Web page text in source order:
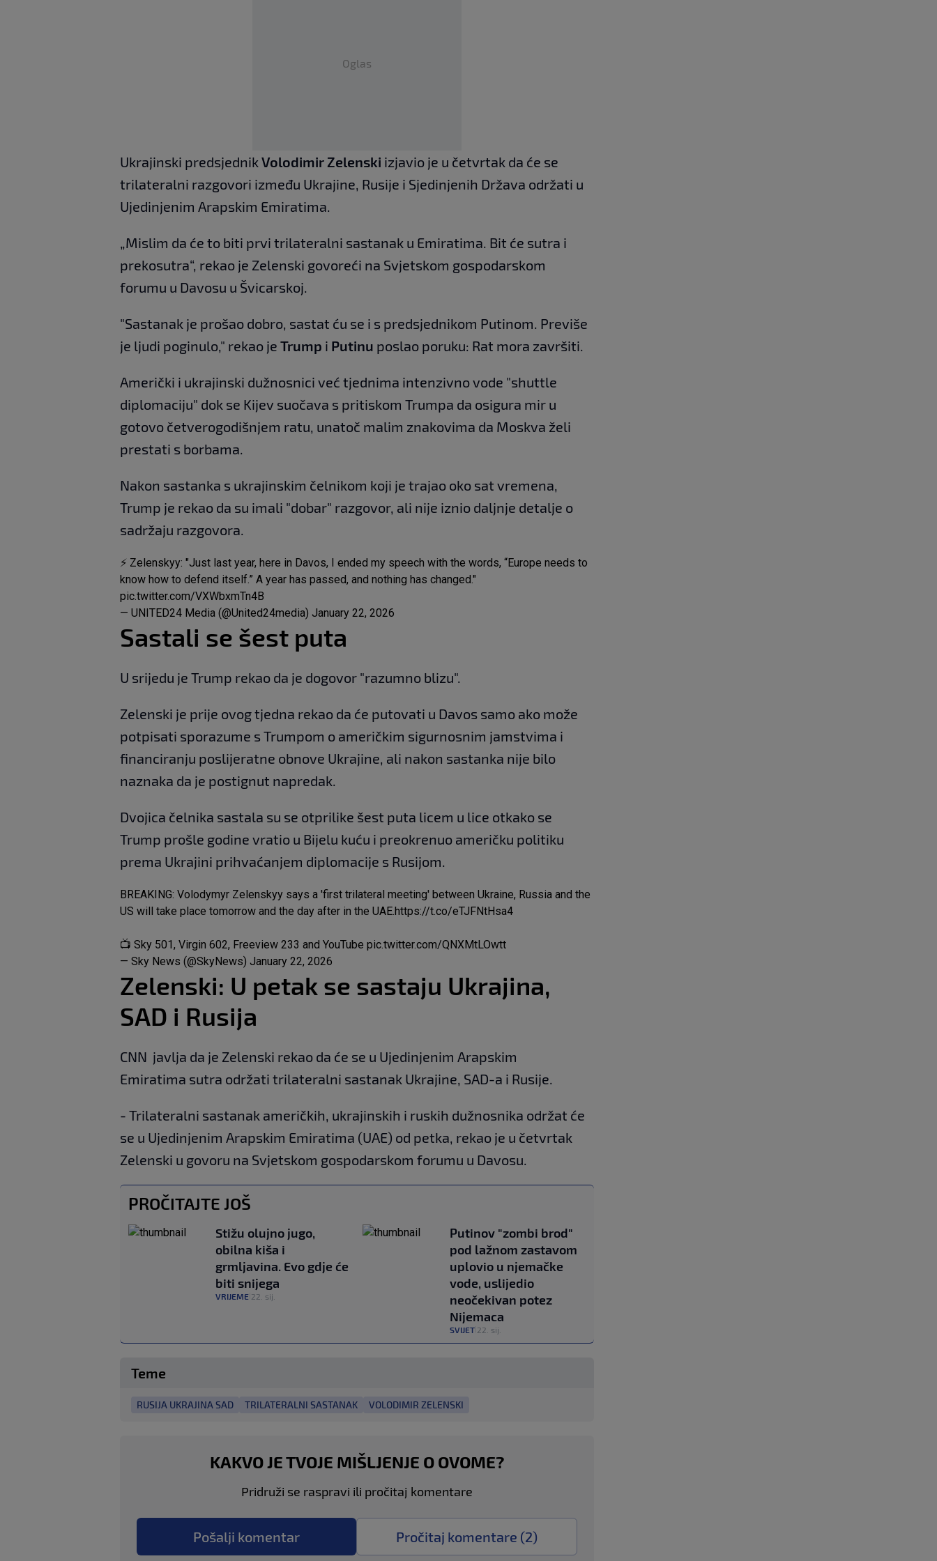
Oglas
Ukrajinski predsjednik Volodimir Zelenski izjavio je u četvrtak da će se
trilateralni razgovori između Ukrajine, Rusije i Sjedinjenih Država održati u
Ujedinjenim Arapskim Emiratima.
„Mislim da će to biti prvi trilateralni sastanak u Emiratima. Bit će sutra i
prekosutra“, rekao je Zelenski govoreći na Svjetskom gospodarskom
forumu u Davosu u Švicarskoj.
"Sastanak je prošao dobro, sastat ću se i s predsjednikom Putinom. Previše
je ljudi poginulo," rekao je Trump i Putinu poslao poruku: Rat mora završiti.
Američki i ukrajinski dužnosnici već tjednima intenzivno vode "shuttle
diplomaciju" dok se Kijev suočava s pritiskom Trumpa da osigura mir u
gotovo četverogodišnjem ratu, unatoč malim znakovima da Moskva želi
prestati s borbama.
Nakon sastanka s ukrajinskim čelnikom koji je trajao oko sat vremena,
Trump je rekao da su imali "dobar" razgovor, ali nije iznio daljnje detalje o
sadržaju razgovora.
⚡ Zelenskyy: "Just last year, here in Davos, I ended my speech with the words, “Europe needs to
know how to defend itself.” A year has passed, and nothing has changed."
pic.twitter.com/VXWbxmTn4B
— UNITED24 Media (@United24media) January 22, 2026
Sastali se šest puta
U srijedu je Trump rekao da je dogovor "razumno blizu".
Zelenski je prije ovog tjedna rekao da će putovati u Davos samo ako može
potpisati sporazume s Trumpom o američkim sigurnosnim jamstvima i
financiranju poslijeratne obnove Ukrajine, ali nakon sastanka nije bilo
naznaka da je postignut napredak.
Dvojica čelnika sastala su se otprilike šest puta licem u lice otkako se
Trump prošle godine vratio u Bijelu kuću i preokrenuo američku politiku
prema Ukrajini prihvaćanjem diplomacije s Rusijom.
BREAKING: Volodymyr Zelenskyy says a 'first trilateral meeting' between Ukraine, Russia and the
US will take place tomorrow and the day after in the UAE.https://t.co/eTJFNtHsa4
📺 Sky 501, Virgin 602, Freeview 233 and YouTube pic.twitter.com/QNXMtLOwtt
— Sky News (@SkyNews) January 22, 2026
Zelenski: U petak se sastaju Ukrajina,
SAD i Rusija
CNN javlja da je Zelenski rekao da će se u Ujedinjenim Arapskim
Emiratima sutra održati trilateralni sastanak Ukrajine, SAD-a i Rusije.
- Trilateralni sastanak američkih, ukrajinskih i ruskih dužnosnika održat će
se u Ujedinjenim Arapskim Emiratima (UAE) od petka, rekao je u četvrtak
Zelenski u govoru na Svjetskom gospodarskom forumu u Davosu.
PROČITAJTE JOŠ
Stižu olujno jugo,
obilna kiša i
grmljavina. Evo gdje će
biti snijega
VRIJEME 22. sij.
Putinov "zombi brod"
pod lažnom zastavom
uplovio u njemačke
vode, uslijedio
neočekivan potez
Nijemaca
SVIJET 22. sij.
Teme
RUSIJA UKRAJINA SAD TRILATERALNI SASTANAK VOLODIMIR ZELENSKI
KAKVO JE TVOJE MIŠLJENJE O OVOME?
Pridruži se raspravi ili pročitaj komentare
Pošalji komentar Pročitaj komentare (2)